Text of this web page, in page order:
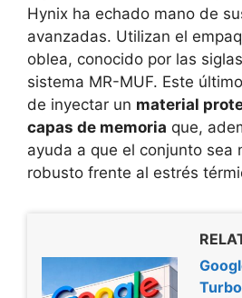
Hynix ha echado mano de
avanzadas. Utilizan el
oblea, conocido por las
sistema MR-MUF. Este
de inyectar un material
capas de memoria que,
ayuda a que el conjunto sea
robusto frente al estrés